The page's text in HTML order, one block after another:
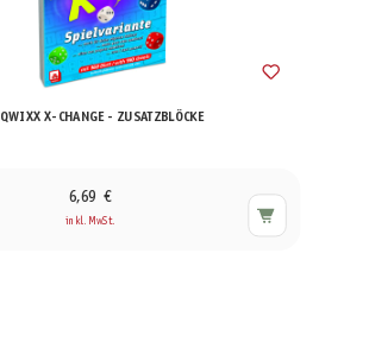
QWIXX X-CHANGE - ZUSATZBLÖCKE
6,69 €
inkl. MwSt.